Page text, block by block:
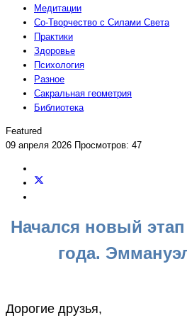
Медитации
Со-Творчество с Силами Света
Практики
Здоровье
Психология
Разное
Сакральная геометрия
Библиотека
Featured
09 апреля 2026 Просмотров: 47
Начался новый
года.
Дорогие друзья,